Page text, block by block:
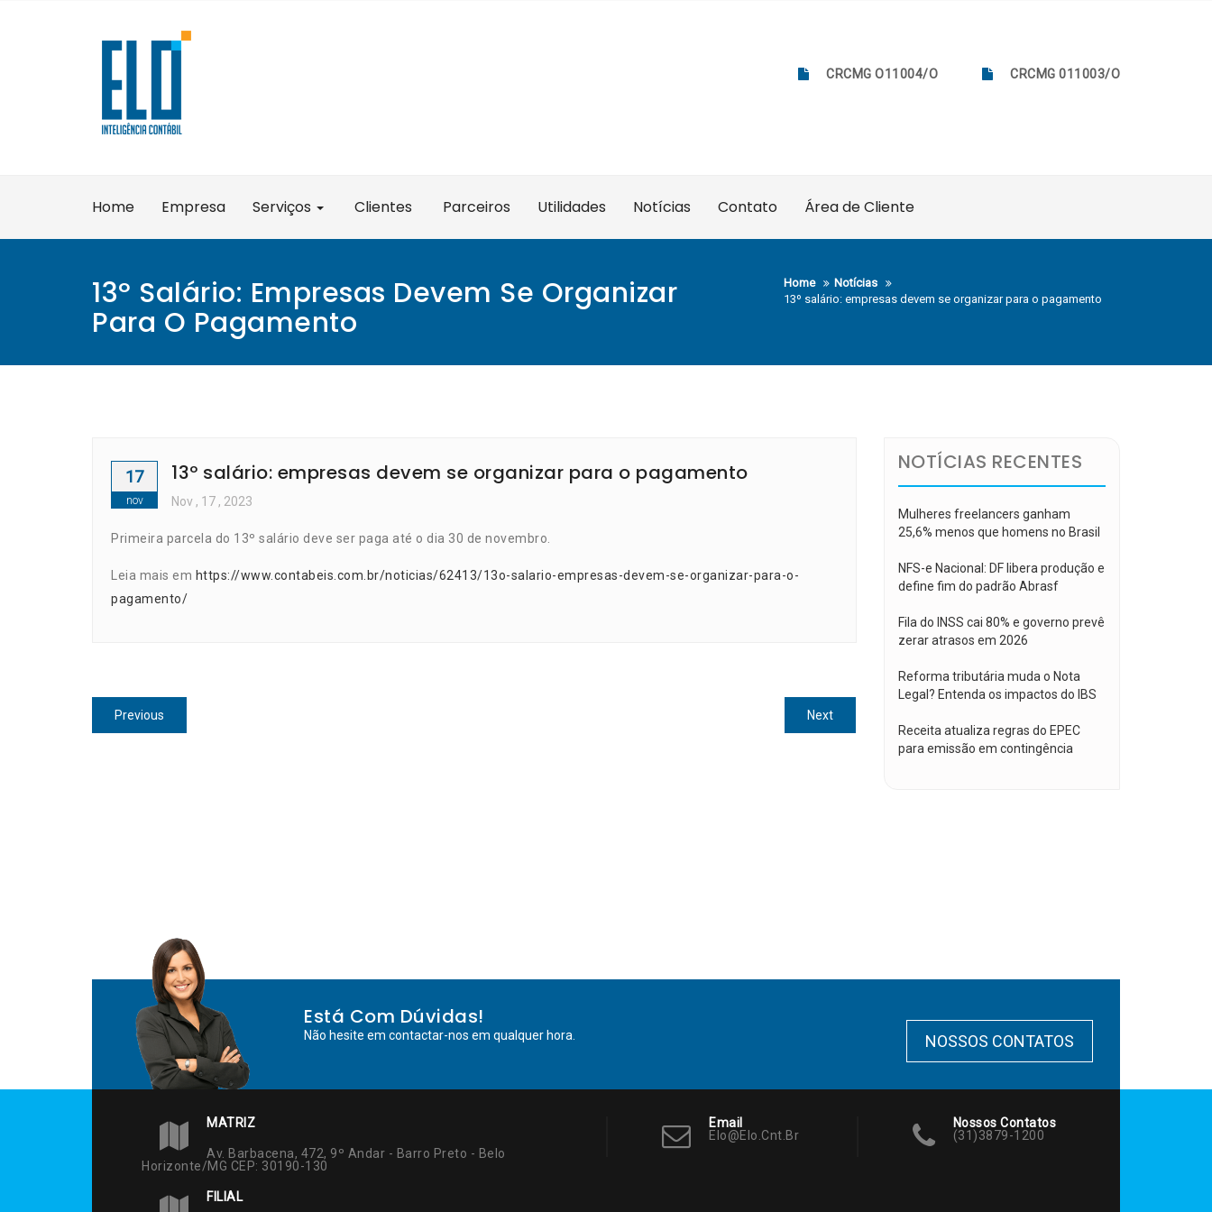
CRCMG O11004/O CRCMG 011003/O
Home Empresa Serviços Clientes Parceiros Utilidades Notícias Contato Área de Cliente
13º Salário: Empresas Devem Se Organizar
Para O Pagamento
Home
Notícias
13º salário: empresas devem se organizar para o pagamento
17
nov
13º salário: empresas devem se organizar para o pagamento
Nov , 17 , 2023
Primeira parcela do 13º salário deve ser paga até o dia 30 de novembro.
Leia mais em https://www.contabeis.com.br/noticias/62413/13o-salario-empresas-devem-se-organizar-para-o-
pagamento/
Navegação
de
Previous
post:
NextNext
post:
NOTÍCIAS RECENTES
Mulheres freelancers ganham
25,6% menos que homens no Brasil
NFS-e Nacional: DF libera produção e
define fim do padrão Abrasf
Fila do INSS cai 80% e governo prevê
zerar atrasos em 2026
Reforma tributária muda o Nota
Legal? Entenda os impactos do IBS
Receita atualiza regras do EPEC
para emissão em contingência
Está Com Dúvidas!
Não hesite em contactar-nos em qualquer hora. NOSSOS CONTATOS
MATRIZ
Av. Barbacena, 472, 9º Andar - Barro Preto - Belo
Horizonte/MG CEP: 30190-130
FILIAL
Email
Elo@elo.cnt.br
Nossos Contatos
(31)3879-1200